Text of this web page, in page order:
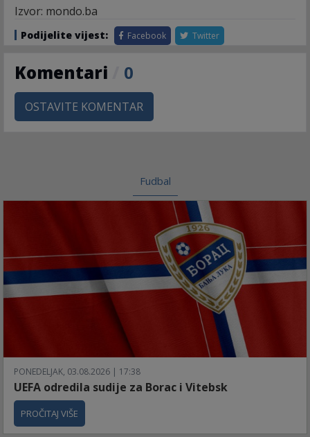
Izvor: mondo.ba
Podijelite vijest: Facebook Twitter
Komentari 0
OSTAVITE KOMENTAR
Fudbal
PONEDELJAK, 03.08.2026 | 17:38
UEFA odredila sudije za Borac i Vitebsk
PROČITAJ VIŠE